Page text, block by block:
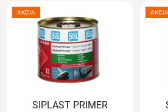
AKCIA
SIPLAST PRIMER
AKCIA